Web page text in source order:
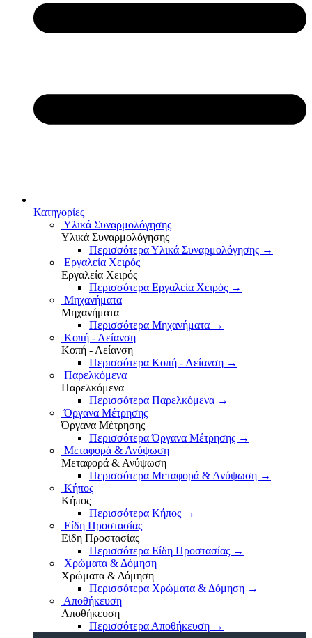
Κατηγορίες
Υλικά Συναρμολόγησης
Υλικά Συναρμολόγησης
Περισσότερα Υλικά Συναρμολόγησης →
Εργαλεία Χειρός
Εργαλεία Χειρός
Περισσότερα Εργαλεία Χειρός →
Μηχανήματα
Μηχανήματα
Περισσότερα Μηχανήματα →
Κοπή - Λείανση
Κοπή - Λείανση
Περισσότερα Κοπή - Λείανση →
Παρελκόμενα
Παρελκόμενα
Περισσότερα Παρελκόμενα →
Όργανα Μέτρησης
Όργανα Μέτρησης
Περισσότερα Όργανα Μέτρησης →
Μεταφορά & Ανύψωση
Μεταφορά & Ανύψωση
Περισσότερα Μεταφορά & Ανύψωση →
Κήπος
Κήπος
Περισσότερα Κήπος →
Είδη Προστασίας
Είδη Προστασίας
Περισσότερα Είδη Προστασίας →
Χρώματα & Δόμηση
Χρώματα & Δόμηση
Περισσότερα Χρώματα & Δόμηση →
Αποθήκευση
Αποθήκευση
Περισσότερα Αποθήκευση →